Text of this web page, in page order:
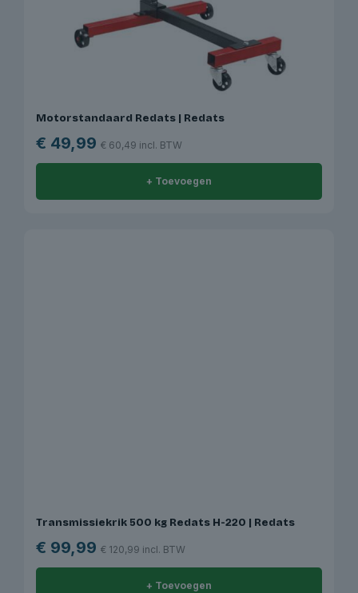
Motorstandaard Redats | Redats
€ 49,99 € 60,49 incl. BTW
+ Toevoegen
Transmissiekrik 500 kg Redats H-220 | Redats
€ 99,99 € 120,99 incl. BTW
+ Toevoegen